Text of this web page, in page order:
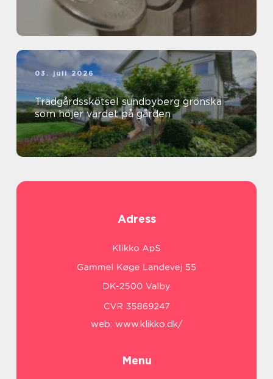
03. juli 2026
Trädgårdsskötsel sundbyberg grönska
som höjer värdet på gården
Adress
web: www.klikko.dk/
Menu